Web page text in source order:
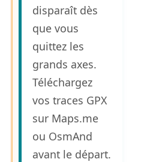
disparaît dès
que vous
quittez les
grands axes.
Téléchargez
vos traces GPX
sur Maps.me
ou OsmAnd
avant le départ.